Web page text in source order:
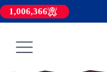
1,006,366